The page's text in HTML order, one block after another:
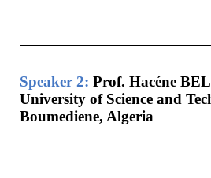
Speaker 2: Prof. Hacéne
University of Science and
Boumediene, Algeria